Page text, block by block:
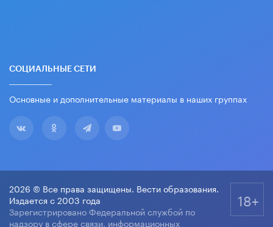
СОЦИАЛЬНЫЕ СЕТИ
Основные и дополнительные материалы в наших группах
2026 © Все права защищены. Вести образования.
Издается с 2003 года
Зарегистрировано Федеральной службой по
надзору в сфере связи, информационных
18+